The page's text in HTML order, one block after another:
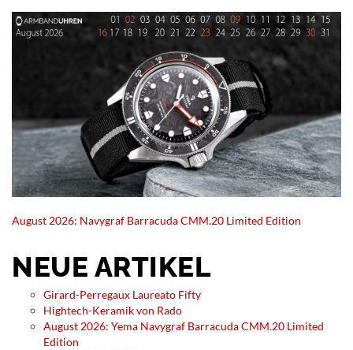
August 2026: Navygraf Barracuda CMM.20 Limited Edition
NEUE ARTIKEL
Girard-Perregaux Laureato Fifty
Hightech-Keramik von Rado
August 2026: Yema Navygraf Barracuda CMM.20 Limited
Edition